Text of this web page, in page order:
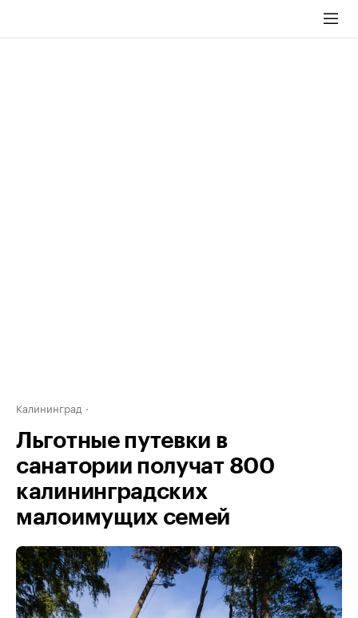
Калининград
Льготные путевки в
санатории получат 800
калининградских
малоимущих семей